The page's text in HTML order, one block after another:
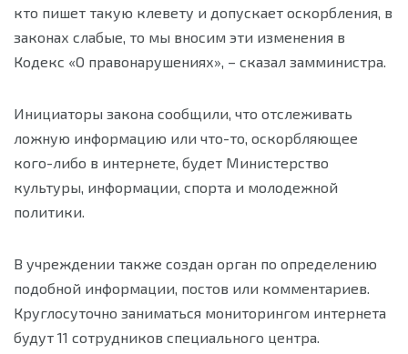
кто пишет такую клевету и допускает оскорбления, в
законах слабые, то мы вносим эти изменения в
Кодекс «О правонарушениях», – сказал замминистра.
Инициаторы закона сообщили, что отслеживать
ложную информацию или что-то, оскорбляющее
кого-либо в интернете, будет Министерство
культуры, информации, спорта и молодежной
политики.
В учреждении также создан орган по определению
подобной информации, постов или комментариев.
Круглосуточно заниматься мониторингом интернета
будут 11 сотрудников специального центра.